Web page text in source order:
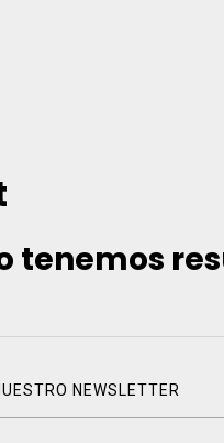
tenemos
NEWSLETTER